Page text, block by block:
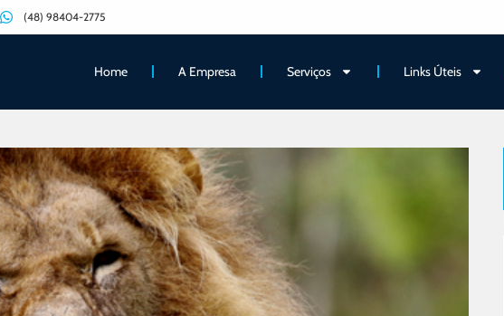
(48) 98404-2775
Home A Empresa Serviços Links Úteis